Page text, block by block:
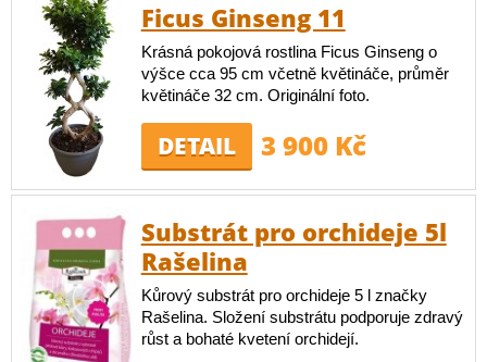
Ficus Ginseng 11
Krásná pokojová rostlina Ficus Ginseng o
výšce cca 95 cm včetně květináče, průměr
květináče 32 cm. Originální foto.
DETAIL 3 900 Kč
Substrát pro orchideje 5l
Rašelina
Kůrový substrát pro orchideje 5 l značky
Rašelina. Složení substrátu podporuje zdravý
růst a bohaté kvetení orchidejí.